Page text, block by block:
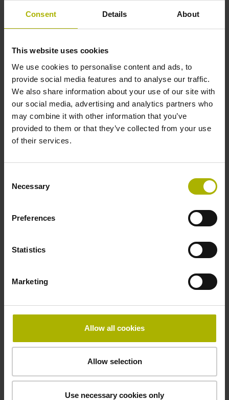
Consent Details About
This website uses cookies
We use cookies to personalise content and ads, to
provide social media features and to analyse our traffic.
We also share information about your use of our site with
our social media, advertising and analytics partners who
may combine it with other information that you’ve
provided to them or that they’ve collected from your use
of their services.
Selection
Necessary
Preferences
Statistics
Marketing
Allow all cookies
Allow selection
Use necessary cookies only
模具制造必须达到极高的精度等级，但半径铣刀缺乏一
致的几何特性是突出的问题。即使在一把刀具上，刀具
偏差可达0.015 mm。即使昂贵的高端精密铣刀，其偏
差也达到微米级。对于高精度加工，这是问题，数控系
统计算铣刀与工件间接触点中使用的刀具半径与实际半
径不符，每把铣刀莫不如此。用户使用3D-ToolComp选
装项和循环444（3D探测）功能可快速、轻松补偿这些
偏差。
为了确定待用铣刀的半径偏差，用户用此刀具试切测试
TNC数控系统再将用这种方式确定的铣削后轮廓与理想
轮廓间的偏差转换为刀具的半径偏差，并将刀具半径偏
此差值描述刀具与理想圆的偏差。在后续实际加工中，
TNC数控系统再进行补偿，补偿工件上当前刀具接触点
件为20 m直径的非球面镜。试切后，用测头和循环
444（3-D探测）确定样件与透镜理想形状间的偏差，
精确确定接触点，必须由CAM系统生成表面法向矢量
序段决定刀具位置和工件上的接触点，还可指定刀具相
对于工件表面的方向。配TNC数控系统的机床自动进行